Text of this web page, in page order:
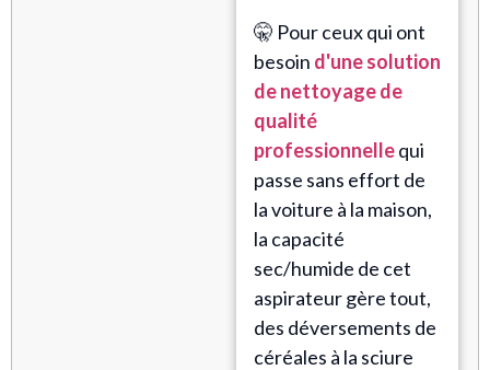
🤫 Pour ceux qui ont
besoin d'une solution
de nettoyage de
qualité
professionnellequi
passe sans effort de
la voiture à la maison,
la capacité
sec/humide de cet
aspirateur gère tout,
des déversements de
céréales à la sciure